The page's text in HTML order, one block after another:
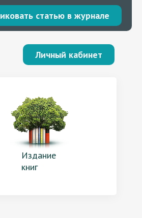
статью в журнале
Личный кабинет
Издание
книг